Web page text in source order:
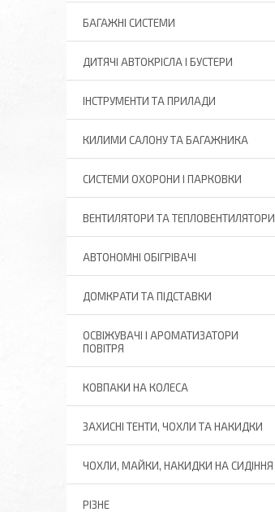
БАГАЖНІ СИСТЕМИ
ДИТЯЧІ АВТОКРІСЛА І БУСТЕРИ
ІНСТРУМЕНТИ ТА ПРИЛАДИ
КИЛИМИ САЛОНУ ТА БАГАЖНИКА
СИСТЕМИ ОХОРОНИ І ПАРКОВКИ
ВЕНТИЛЯТОРИ ТА ТЕПЛОВЕНТИЛЯТОРИ
АВТОНОМНІ ОБІГРІВАЧІ
ДОМКРАТИ ТА ПІДСТАВКИ
ОСВІЖУВАЧІ І АРОМАТИЗАТОРИ
ПОВІТРЯ
КОВПАКИ НА КОЛЕСА
ЗАХИСНІ ТЕНТИ, ЧОХЛИ ТА НАКИДКИ
ЧОХЛИ, МАЙКИ, НАКИДКИ НА СИДІННЯ
РІЗНЕ